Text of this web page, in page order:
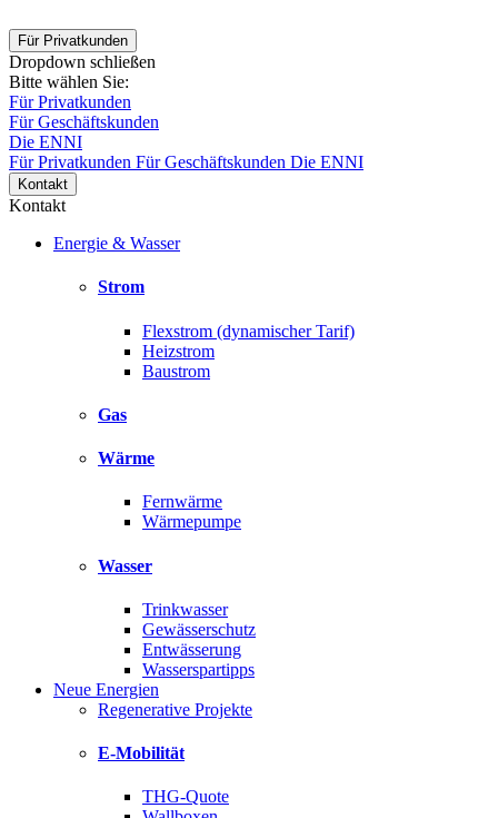
Für Privatkunden
Dropdown schließen
Bitte wählen Sie:
Für Privatkunden
Für Geschäftskunden
Die ENNI
Für Privatkunden Für Geschäftskunden Die ENNI
Kontakt
Kontakt
Energie & Wasser
Strom
Flexstrom (dynamischer Tarif)
Heizstrom
Baustrom
Gas
Wärme
Fernwärme
Wärmepumpe
Wasser
Trinkwasser
Gewässerschutz
Entwässerung
Wasserspartipps
Neue Energien
Regenerative Projekte
E-Mobilität
THG-Quote